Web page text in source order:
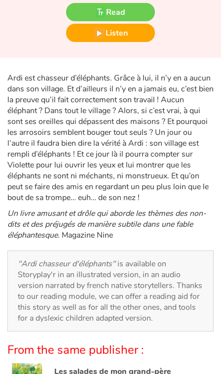
Heroines and Heroes
Ecology, nature, seasons
Travel, epic, investigation, adventure
Around the world
Learning
Arts, space, activities
Documentaries
With the family
Daily life and hobbies
At school
Festivals and events
Love and friendship
Social issues
Emotions and feelings
Read
Listen
Ardi est chasseur d’éléphants. Grâce à lui, il n’y en a aucun
dans son village. Et d’ailleurs il n’y en a jamais eu, c’est bien
la preuve qu’il fait correctement son travail ! Aucun
éléphant ? Dans tout le village ? Alors, si c’est vrai, à qui
sont ses oreilles qui dépassent des maisons ? Et pourquoi
les arrosoirs semblent bouger tout seuls ? Un jour ou
l’autre il faudra bien dire la vérité à Ardi : son village est
rempli d’éléphants ! Et ce jour là il pourra compter sur
Violette pour lui ouvrir les yeux et lui montrer que les
éléphants ne sont ni méchants, ni monstrueux. Et qu’on
peut se faire des amis en regardant un peu plus loin que le
bout de sa trompe… euh… de son nez !
Un livre amusant et drôle qui aborde les thèmes des non-
dits et des préjugés de manière subtile dans une fable
éléphantesque. Magazine Nine
"Ardi chasseur d'éléphants"is available on
Storyplay'r in an illustrated version, in an audio
version narrated by french native storytellers. Thanks
to our reading module, we can offer a reading aid for
this story as well as for all the other ones, and tools
for a dyslexic children adapted version.
From the same publisher :
Les salades de mon grand-père